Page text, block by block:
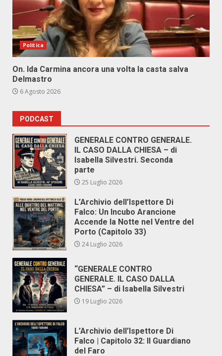
Politica
On. Ida Carmina ancora una volta la casta salva
Delmastro
6 Agosto 2026
PODCAST
GENERALE CONTRO GENERALE.
IL CASO DALLA CHIESA – di
Isabella Silvestri. Seconda
parte
25 Luglio 2026
L’Archivio dell’Ispettore Di
Falco: Un Incubo Arancione
Accende la Notte nel Ventre del
Porto (Capitolo 33)
24 Luglio 2026
“GENERALE CONTRO
GENERALE. IL CASO DALLA
CHIESA” – di Isabella Silvestri
19 Luglio 2026
L’Archivio dell’Ispettore Di
Falco | Capitolo 32: Il Guardiano
del Faro